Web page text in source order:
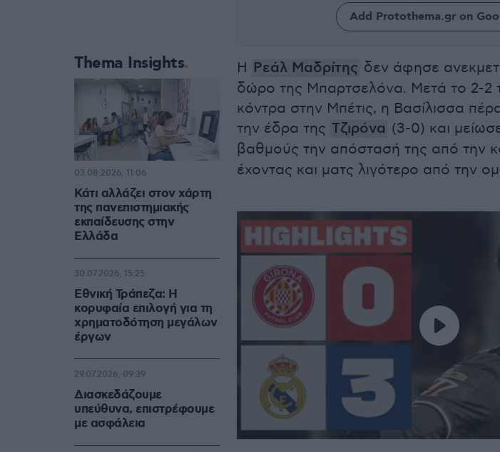
Add Protothema.gr on
Η Ρεάλ Μαδρίτης δεν άφησε
δώρο της Μπαρτσελόνα. Μετά το 2-2
κόντρα στην Μπέτις, η Βασίλισσα
την έδρα της Τζιρόνα (3-0) και
βαθμούς την απόστασή της από την
έχοντας και ματς λιγότερο από την
Thema Insights
Κάτι αλλάζει στον χάρτη
της πανεπιστημιακής
εκπαίδευσης στην
Ελλάδα
03.08.2026, 11:06
Εθνική Τράπεζα: Η
κορυφαία επιλογή για τη
χρηματοδότηση μεγάλων
έργων
30.07.2026, 15:25
Διασκεδάζουμε
υπεύθυνα, επιστρέφουμε
με ασφάλεια
29.07.2026, 09:39